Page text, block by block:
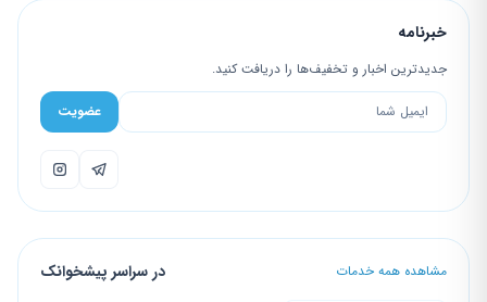
خبرنامه
جدیدترین اخبار و تخفیف‌ها را دریافت کنید.
عضویت
مشاهده همه خدمات در سراسر پیشخوانک